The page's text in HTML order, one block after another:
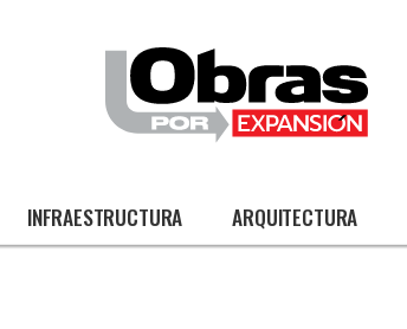
INFRAESTRUCTURA ARQUITECTURA